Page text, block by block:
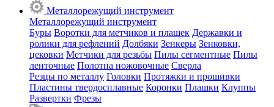
Металлорежущий инструмент
Металлорежущий инструмент
Буры Воротки для метчиков и плашек Державки и
ролики для рефлений Долбяки Зенкеры Зенковки,
цековки Метчики для резьбы Пилы сегментные Пилы
ленточные Полотна ножовочные Сверла
Резцы по металлу Головки Протяжки и прошивки
Пластины твердосплавные Коронки Плашки Клуппы
Развертки Фрезы